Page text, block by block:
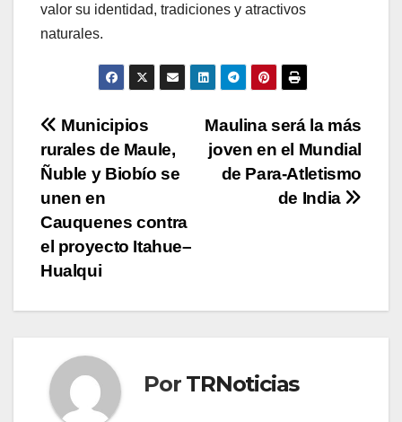
valor su identidad, tradiciones y atractivos
naturales.
Navegación
de
entradas
Maulina será la más
joven en el Mundial
de Para-Atletismo
de India
Municipios
rurales de Maule,
Ñuble y Biobío se
unen en
Cauquenes contra
el proyecto Itahue–
Hualqui
Por TRNoticias